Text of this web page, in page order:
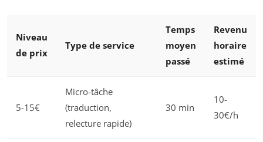
Niveau
de prix
Type de service
Temps
moyen
passé
Revenu
horaire
estimé
5-15€
Micro-tâche
(traduction,
relecture rapide)
30 min
10-
30€/h